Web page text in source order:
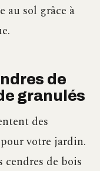
au sol grâce à
de
granulés
des
votre jardin.
de bois